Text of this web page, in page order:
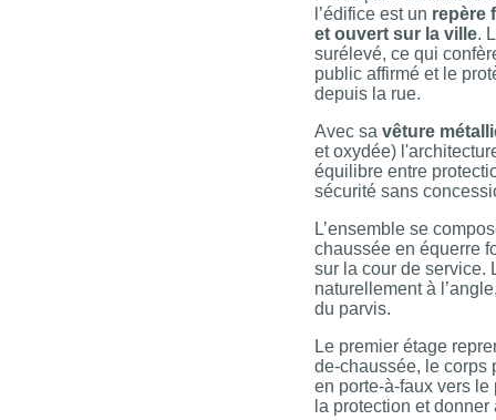
l’édifice est un repère
et ouvert sur la ville.
surélevé, ce qui
public affirmé et le
depuis la rue.
Avec sa vêture
et oxydée)
équilibre entre
sécurité sans
L’ensemble se
chaussée en équerre
sur la cour de service.
naturellement à
du parvis.
Le premier étage
de-chaussée, le corps
en porte-à-faux vers
la protection et